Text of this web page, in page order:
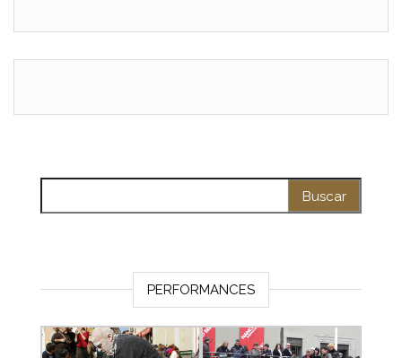
PERFORMANCES